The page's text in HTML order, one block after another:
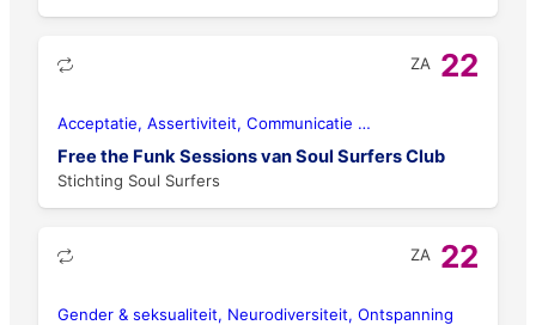
ZA 22
Acceptatie, Assertiviteit, Communicatie …
Free the Funk Sessions van Soul Surfers Club
Stichting Soul Surfers
ZA 22
Gender & seksualiteit, Neurodiversiteit, Ontspanning